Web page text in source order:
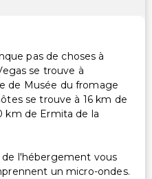
pas de choses à
se trouve à
de Musée du fromage
se trouve à 16 km de
km de Ermita de la
de l'hébergement vous
un micro-ondes.